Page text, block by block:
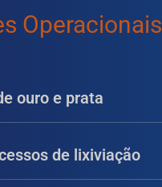
Operacionais
ouro e prata
de lixiviação